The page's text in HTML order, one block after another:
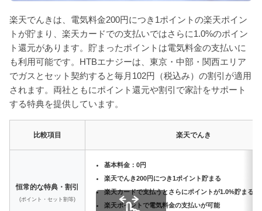
楽天でんきは、電気料金200円につき1ポイントの楽天ポイン
トが貯まり、楽天カードでの支払いではさらに1.0%のポイン
ト還元があります。貯まったポイントは電気料金の支払いに
も利用可能です。HTBエナジーは、東京・中部・関西エリア
でガスとセット契約すると毎月102円（税込み）の割引が適用
されます。両社ともにポイント還元や割引で家計をサポート
する特典を提供しています。
比較項目 楽天でんき
恒常的な特典・割引
(ポイント・セット割等)
基本料金：0円
楽天でんき200円につき1ポイント貯まる
楽天カードで支払うとさらにポイントが1.0%貯まる
楽天ポイントで電気料金の支払いが可能